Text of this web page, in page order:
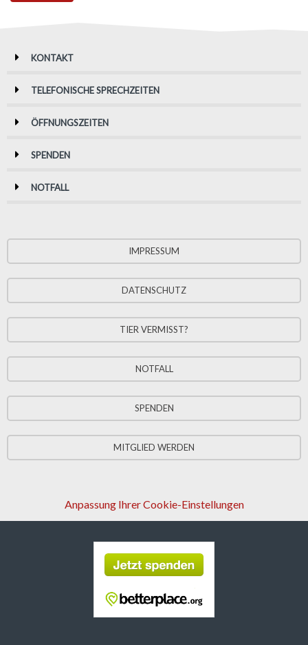
KONTAKT
TELEFONISCHE SPRECHZEITEN
ÖFFNUNGSZEITEN
SPENDEN
NOTFALL
IMPRESSUM
DATENSCHUTZ
TIER VERMISST?
NOTFALL
SPENDEN
MITGLIED WERDEN
Anpassung Ihrer Cookie-Einstellungen